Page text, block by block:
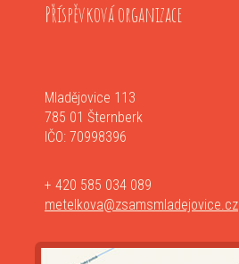
Příspěvková organizace
Mladějovice 113
785 01 Šternberk
IČO: 70998396
+ 420 585 034 089
metelkova@zsamsmladejovice.cz